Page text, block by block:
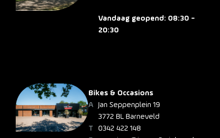
Vandaag geopend: 08:30 -
20:30
Bikes & Occasions
Jan Seppenplein 19
3772 BL Barneveld
0342 422 148